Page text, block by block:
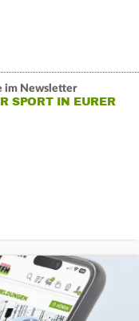
im Newsletter
SPORT IN EURER